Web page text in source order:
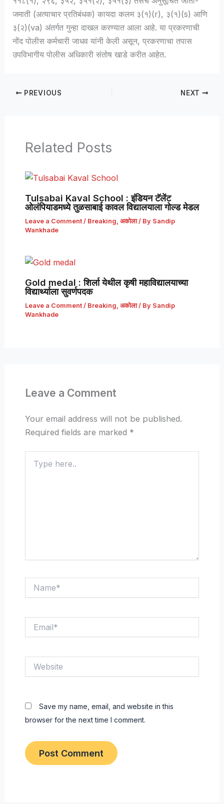
जमाती (अत्याचार प्रतिबंधक) कायदा कलम ३(१)(r), ३(१)(s) आणि
३(२)(va) अंतर्गत गुन्हा दाखल करण्यात आला आहे. या प्रकरणाची
नोंद पोलीस कर्मचारी जाधव यांनी केली असून, प्रकरणाचा तपास
उपविभागीय पोलीस अधिकारी संतोष खाडे करीत आहेत.
PREVIOUS NEXT
Related Posts
Tulsabai Kaval School : इंडियन टॅलेंट
ओलंपियाडमध्ये तुळसाबाई कावल विद्यालयाला गोल्ड मेडल
Leave a Comment / Breaking अकोला/ By Sandip
Wankhade
Gold medal : शिर्ला येथील कृषी महाविद्यालयाच्या
विद्यार्थ्याला सुवर्णपदक
Leave a Comment / Breaking अकोला/ By Sandip
Wankhade
Leave a Comment
Your email address will not be published.
Required fields are marked *
here..
Save my name, email, and website in this
browser for the next time I comment.